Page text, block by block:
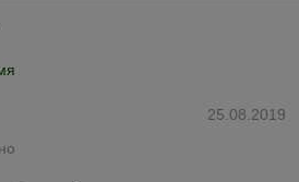
25.08.2019